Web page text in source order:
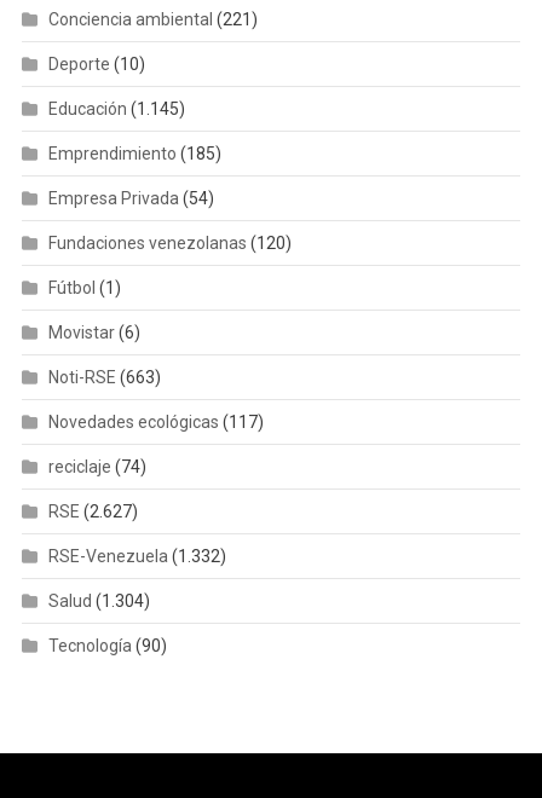
Conciencia ambiental (221)
Deporte (10)
Educación (1.145)
Emprendimiento (185)
Empresa Privada (54)
Fundaciones venezolanas (120)
Fútbol (1)
Movistar(6)
Noti-RSE (663)
Novedades ecológicas (117)
reciclaje (74)
RSE (2.627)
RSE-Venezuela (1.332)
Salud (1.304)
Tecnología (90)